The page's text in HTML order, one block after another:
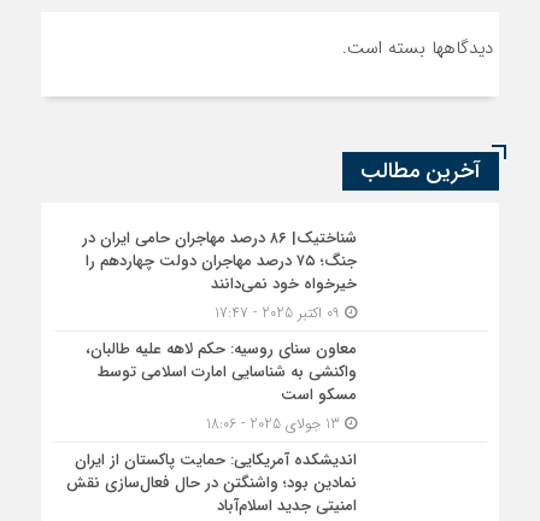
دیدگاهها بسته است.
آخرین مطالب
شناختیک| ۸۶ درصد مهاجران حامی ایران در
جنگ؛ ۷۵ درصد مهاجران دولت چهاردهم را
خیرخواه خود نمی‌دانند
معاون سنای روسیه: حکم لاهه علیه طالبان،
واکنشی به شناسایی امارت اسلامی توسط
مسکو است
اندیشکده آمریکایی: حمایت پاکستان از ایران
نمادین بود؛ واشنگتن در حال فعال‌سازی نقش
امنیتی جدید اسلام‌آباد